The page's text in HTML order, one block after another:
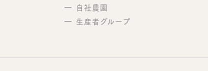
自社農園
生産者グループ